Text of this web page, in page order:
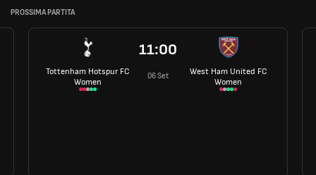
PROSSIMA PARTITA
Tottenham Hotspur FC
Women
11:00
06 Set
West Ham United FC
Women